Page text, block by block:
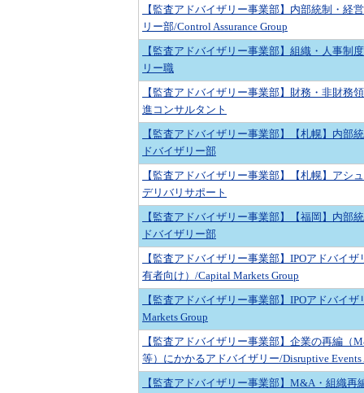
【監査アドバイザリー事業部】内部統制・経
リー部/Control Assurance Group
【監査アドバイザリー事業部】組織・人事制
リー職
【監査アドバイザリー事業部】財務・非財務
進コンサルタント
【監査アドバイザリー事業部】【札幌】内部
ドバイザリー部
【監査アドバイザリー事業部】【札幌】アシ
デリバリサポート
【監査アドバイザリー事業部】【福岡】内部
ドバイザリー部
【監査アドバイザリー事業部】IPOアドバイ
有者向け）/Capital Markets Group
【監査アドバイザリー事業部】IPOアドバイザ
Markets Group
【監査アドバイザリー事業部】企業の再編（
等）にかかるアドバイザリー/Disruptive Events
【監査アドバイザリー事業部】M&A・組織再